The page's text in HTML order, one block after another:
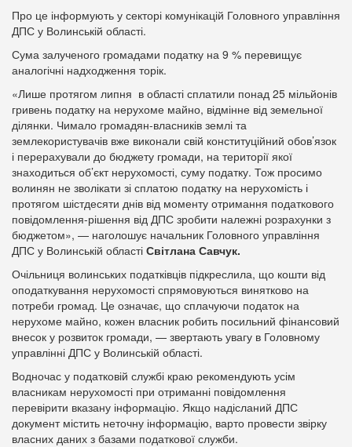
Про це інформують у секторі комунікацій Головного управління
ДПС у Волинській області.
Сума залученого громадами податку на 9 % перевищує
аналогічні надходження торік.
«Лише протягом липня в області сплатили понад 25 мільйонів
гривень податку на нерухоме майно, відмінне від земельної
ділянки. Чимало громадян-власників землі та
землекористувачів вже виконали свій конституційний обов’язок
і перерахували до бюджету громади, на території якої
знаходиться об’єкт нерухомості, суму податку. Тож просимо
волинян не зволікати зі сплатою податку на нерухомість і
протягом шістдесяти днів від моменту отримання податкового
повідомлення-рішення від ДПС зробити належні розрахунки з
бюджетом», — наголошує начальник Головного управління
ДПС у Волинській області Світлана Савчук.
Очільниця волинських податківців підкреслила, що кошти від
оподаткування нерухомості спрямовуються винятково на
потреби громад. Це означає, що сплачуючи податок на
нерухоме майно, кожен власник робить посильний фінансовий
внесок у розвиток громади, — звертають увагу в Головному
управлінні ДПС у Волинській області.
Водночас у податковій службі краю рекомендують усім
власникам нерухомості при отриманні повідомлення
перевірити вказану інформацію. Якщо надісланий ДПС
документ містить неточну інформацію, варто провести звірку
власних даних з базами податкової служби.